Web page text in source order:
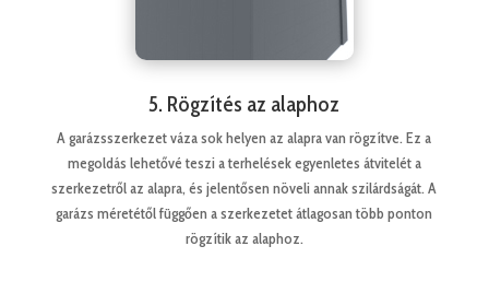
5. Rögzítés az alaphoz
A garázsszerkezet váza sok helyen az alapra van rögzítve. Ez a
megoldás lehetővé teszi a terhelések egyenletes átvitelét a
szerkezetről az alapra, és jelentősen növeli annak szilárdságát. A
garázs méretétől függően a szerkezetet átlagosan több ponton
rögzítik az alaphoz.